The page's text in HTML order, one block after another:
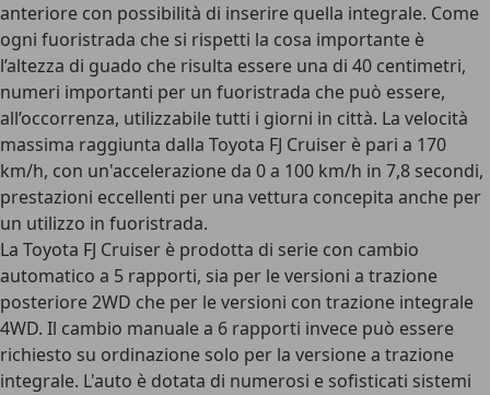
anteriore con possibilità di inserire quella integrale. Come
ogni fuoristrada che si rispetti la cosa importante è
l’altezza di guado che risulta essere una di 40 centimetri,
numeri importanti per un fuoristrada che può essere,
all’occorrenza, utilizzabile tutti i giorni in città. La velocità
massima raggiunta dalla Toyota FJ Cruiser è pari a 170
km/h, con un'accelerazione da 0 a 100 km/h in 7,8 secondi,
prestazioni eccellenti per una vettura concepita anche per
un utilizzo in fuoristrada.
La Toyota FJ Cruiser è prodotta di serie con cambio
automatico a 5 rapporti, sia per le versioni a trazione
posteriore 2WD che per le versioni con trazione integrale
4WD. Il cambio manuale a 6 rapporti invece può essere
richiesto su ordinazione solo per la versione a trazione
integrale. L'auto è dotata di numerosi e sofisticati sistemi